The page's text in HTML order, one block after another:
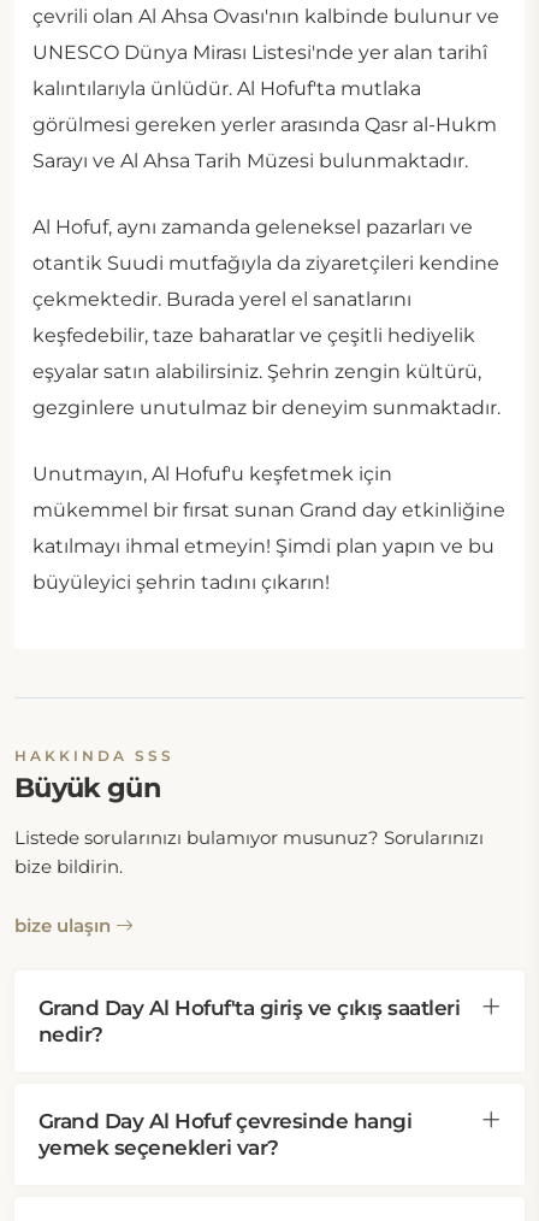
çevrili olan Al Ahsa Ovası'nın kalbinde bulunur ve
UNESCO Dünya Mirası Listesi'nde yer alan tarihî
kalıntılarıyla ünlüdür. Al Hofuf'ta mutlaka
görülmesi gereken yerler arasında Qasr al-Hukm
Sarayı ve Al Ahsa Tarih Müzesi bulunmaktadır.
Al Hofuf, aynı zamanda geleneksel pazarları ve
otantik Suudi mutfağıyla da ziyaretçileri kendine
çekmektedir. Burada yerel el sanatlarını
keşfedebilir, taze baharatlar ve çeşitli hediyelik
eşyalar satın alabilirsiniz. Şehrin zengin kültürü,
gezginlere unutulmaz bir deneyim sunmaktadır.
Unutmayın, Al Hofuf'u keşfetmek için
mükemmel bir fırsat sunan Grand day etkinliğine
katılmayı ihmal etmeyin! Şimdi plan yapın ve bu
büyüleyici şehrin tadını çıkarın!
HAKKINDA SSS
Büyük gün
Listede sorularınızı bulamıyor musunuz? Sorularınızı
bize bildirin.
bize ulaşın
Grand Day Al Hofuf'ta giriş ve çıkış saatleri
nedir?
Grand Day Al Hofuf çevresinde hangi
yemek seçenekleri var?